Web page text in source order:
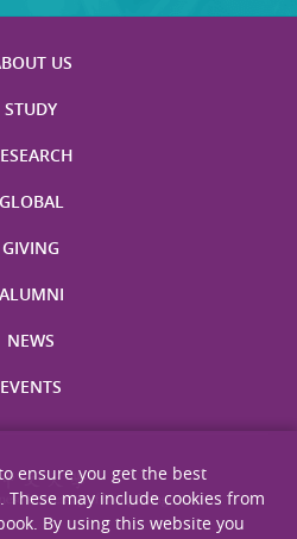
US
STUDY
GLOBAL
GIVING
ALUMNI
NEWS
EVENTS
ensure you get the best
may include cookies from
By using this website you